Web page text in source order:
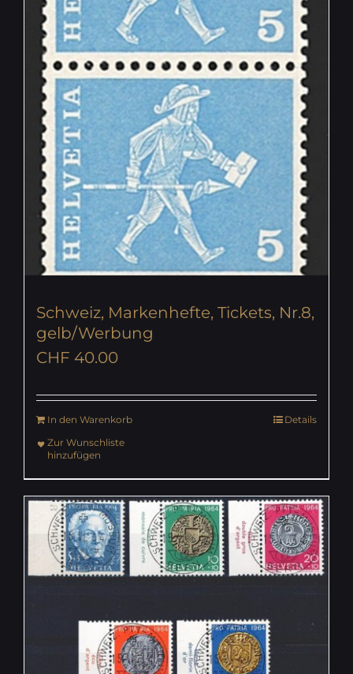
Schweiz, Markenhefte, Tickets, Nr.8,
gelb/Werbung
CHF 40.00
In den Warenkorb
Details
Zur Wunschliste
hinzufügen